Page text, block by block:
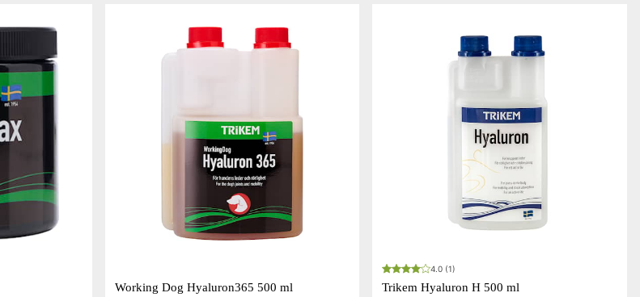
Working Dog Hyaluron365 500 ml
4.0 (1)
Trikem Hyaluron H 500 ml